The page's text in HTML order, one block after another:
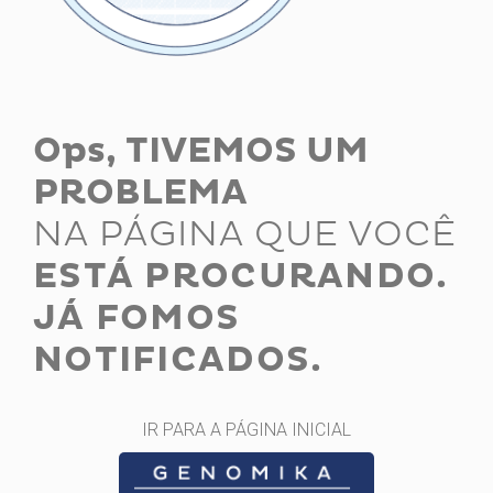
Ops, TIVEMOS UM
PROBLEMA
NA PÁGINA QUE VOCÊ
ESTÁ PROCURANDO.
JÁ FOMOS
NOTIFICADOS.
IR PARA A PÁGINA INICIAL